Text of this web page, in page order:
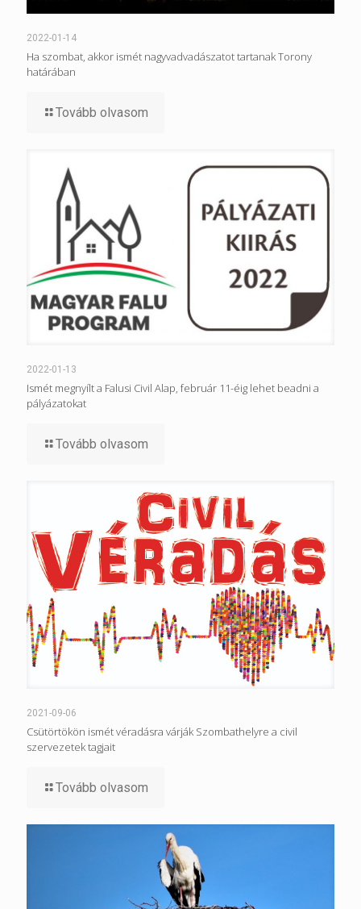
2022-01-14
Ha szombat, akkor ismét nagyvadvadászatot tartanak Torony
határában
Tovább olvasom
2022-01-13
Ismét megnyílt a Falusi Civil Alap, február 11-éig lehet beadni a
pályázatokat
Tovább olvasom
2021-09-06
Csütörtökön ismét véradásra várják Szombathelyre a civil
szervezetek tagjait
Tovább olvasom